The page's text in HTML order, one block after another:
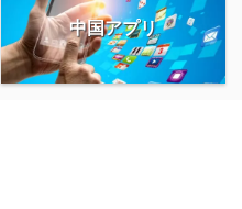
中国アプリ